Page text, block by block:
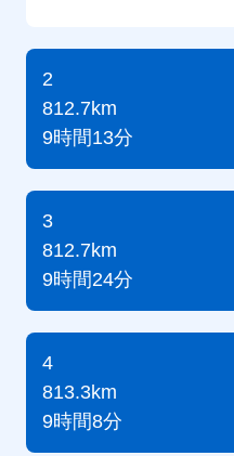
2
812.7km
9時間13分
3
812.7km
9時間24分
4
813.3km
9時間8分